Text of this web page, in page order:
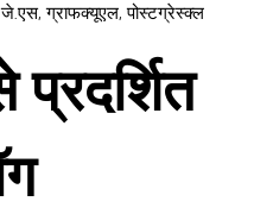
जे.एस,ग्राफक्यूएल,पोस्टग्रेस्क्ल